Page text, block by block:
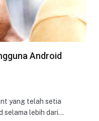
Android
yang telah setia
selama lebih dari…